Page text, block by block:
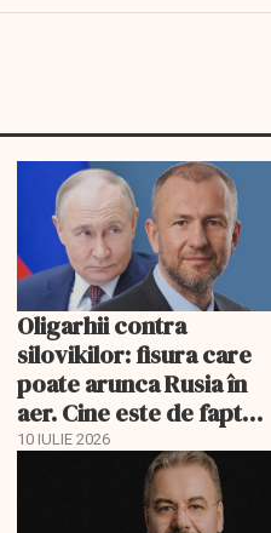
Oligarhii contra
silovikilor: fisura care
poate arunca Rusia în
aer. Cine este de fapt
Andrei Melnicenko
10 IULIE 2026